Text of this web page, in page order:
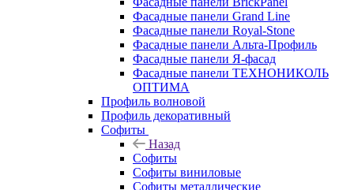
Фасадные панели Grand Line
Фасадные панели Royal-Stone
Фасадные панели Альта-Профиль
Фасадные панели Я-фасад
Фасадные панели ТЕХНОНИКОЛЬ
ОПТИМА
Профиль волновой
Профиль декоративный
Софиты
Назад
Софиты
Софиты виниловые
Софиты металлические